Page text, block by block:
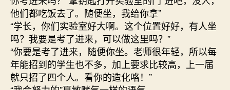
他们都吃饭去了。随便坐，我给你拿”
“学长，你们实验室好大啊。这个位置好好，有人坐
吗？我要是考了进来，可以做这里吗？”
“你要是考了进来，随便你坐。老师很年轻，所以每
年能招到的学生也不多，加上要求比较高，上一届
就只招了四个人。看你的造化咯！”